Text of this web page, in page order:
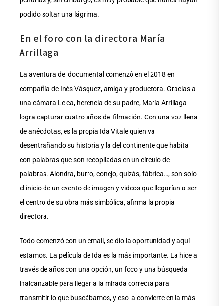
podido soltar una lágrima.
En el foro con la directora María
Arrillaga
La aventura del documental comenzó en el 2018 en
compañía de Inés Vásquez, amiga y productora. Gracias a
una cámara Leica, herencia de su padre, María Arrillaga
logra capturar cuatro años de filmación. Con una voz llena
de anécdotas, es la propia Ida Vitale quien va
desentrañando su historia y la del continente que habita
con palabras que son recopiladas en un círculo de
palabras. Alondra, burro, conejo, quizás, fábrica…, son solo
el inicio de un evento de imagen y videos que llegarían a ser
el centro de su obra más simbólica, afirma la propia
directora.
Todo comenzó con un email, se dio la oportunidad y aquí
estamos. La película de Ida es la más importante. La hice a
través de años con una opción, un foco y una búsqueda
inalcanzable para llegar a la mirada correcta para
transmitir lo que buscábamos, y eso la convierte en la más